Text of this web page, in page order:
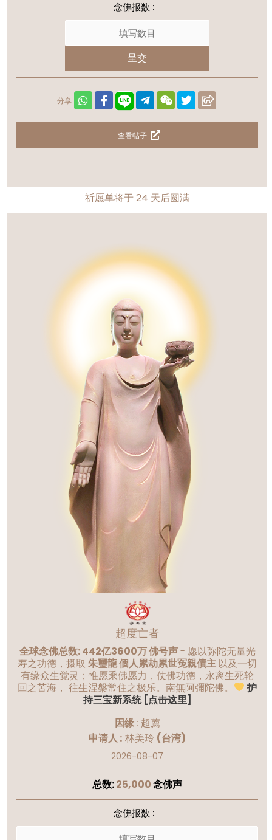
分享
查看帖子
念佛报数 :
呈交
祈愿单将于24 天后圆满
超度亡者
全球念佛总数: 442亿3600万 佛号声- 愿以弥陀无量光
寿之功德，摄取 朱璽龍 個人累劫累世冤親債主以及一切
有缘众生觉灵；惟愿乘佛愿力，仗佛功德，永离生死轮
回之苦海， 往生涅槃常住之极乐。南無阿彌陀佛。
护
持三宝新系统 [点击这里]
因缘: 超薦
申请人 : 林美玲 (台湾)
2026-08-07
总数:25,000念佛声
念佛报数 :